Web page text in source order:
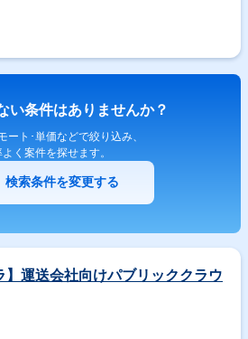
い条件はありませんか？
ート･単価などで絞り込み、
く案件を探せます。
検索条件を変更する
運送会社向けパブリッククラウ